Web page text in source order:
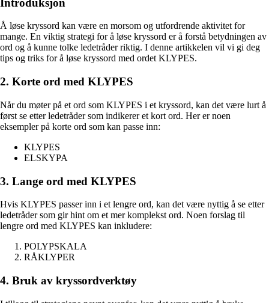
Å løse kryssord kan være en morsom og utfordrende aktivitet for
mange. En viktig strategi for å løse kryssord er å forstå betydningen av
ord og å kunne tolke ledetråder riktig. I denne artikkelen vil vi gi deg
tips og triks for å løse kryssord med ordet KLYPES.
2. Korte ord med KLYPES
Når du møter på et ord som KLYPES i et kryssord, kan det være lurt å
først se etter ledetråder som indikerer et kort ord. Her er noen
eksempler på korte ord som kan passe inn:
KLYPES
ELSKYPA
3. Lange ord med KLYPES
Hvis KLYPES passer inn i et lengre ord, kan det være nyttig å se etter
ledetråder som gir hint om et mer komplekst ord. Noen forslag til
lengre ord med KLYPES kan inkludere:
POLYPSKALA
RÅKLYPER
4. Bruk av kryssordverktøy